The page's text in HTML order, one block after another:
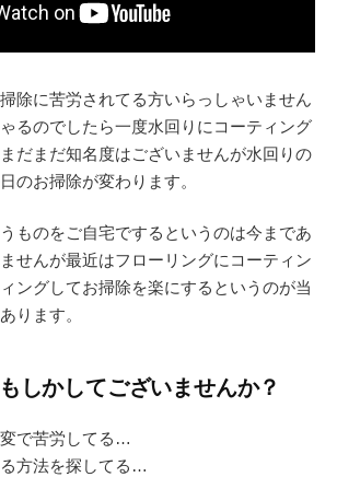
除に苦労されてる方いらっしゃいません
るのでしたら一度水回りにコーティング
だまだ知名度はございませんが水回りの
のお掃除が変わります。
ものをご自宅でするというのは今まであ
せんが最近はフローリングにコーティン
ングしてお掃除を楽にするというのが当
ります。
しかしてございませんか？
で苦労してる…
方法を探してる…